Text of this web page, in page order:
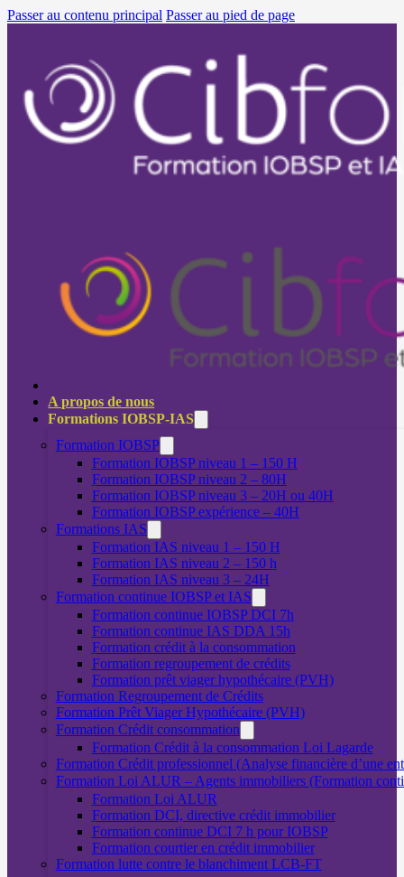
Passer au contenu principal Passer au pied de page
A propos de nous
Formations IOBSP-IAS
Formation IOBSP
Formation IOBSP niveau 1 – 150 H
Formation IOBSP niveau 2 – 80H
Formation IOBSP niveau 3 – 20H ou 40H
Formation IOBSP expérience – 40H
Formations IAS
Formation IAS niveau 1 – 150 H
Formation IAS niveau 2 – 150 h
Formation IAS niveau 3 – 24H
Formation continue IOBSP et IAS
Formation continue IOBSP DCI 7h
Formation continue IAS DDA 15h
Formation crédit à la consommation
Formation regroupement de crédits
Formation prêt viager hypothécaire (PVH)
Formation Regroupement de Crédits
Formation Prêt Viager Hypothécaire (PVH)
Formation Crédit consommation
Formation Crédit à la consommation Loi Lagarde
Formation Crédit professionnel (Analyse financière d’une
Formation Loi ALUR – Agents immobiliers (Formation
Formation Loi ALUR
Formation DCI, directive crédit immobilier
Formation continue DCI 7 h pour IOBSP
Formation courtier en crédit immobilier
Formation lutte contre le blanchiment LCB-FT